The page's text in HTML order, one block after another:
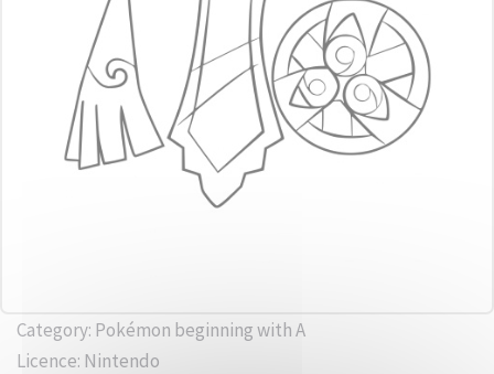
Category: Pokémon beginning with A
Licence: Nintendo